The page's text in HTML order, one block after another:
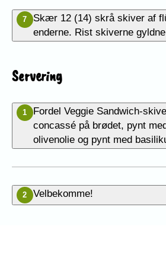
7
Skær 12 (14) skrå skiver af
enderne. Rist skiverne
Servering
1
Fordel Veggie Sandwich-
concassé på brødet, pynt
olivenolie og pynt med
2 Velbekomme!